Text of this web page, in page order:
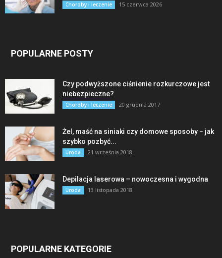
Choroby i leczenie 15 czerwca 2026
POPULARNE POSTY
Czy podwyższone ciśnienie rozkurczowe jest
niebezpieczne?
Choroby i leczenie 20 grudnia 2017
Żel, maść na siniaki czy domowe sposoby − jak
szybko pozbyć...
Uroda 21 września 2018
Depilacja laserowa – nowoczesna i wygodna
Uroda 13 listopada 2018
POPULARNE KATEGORIE